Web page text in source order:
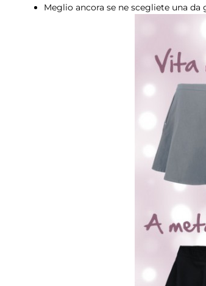
Meglio ancora se ne scegliete una da